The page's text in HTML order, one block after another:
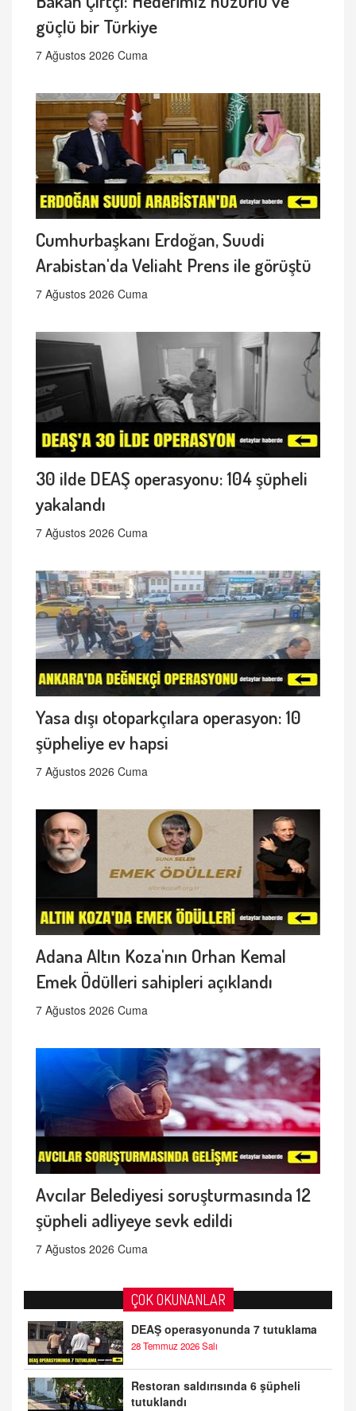
güçlü bir Türkiye
7 Ağustos 2026 Cuma
Cumhurbaşkanı Erdoğan, Suudi
Arabistan'da Veliaht Prens ile görüştü
7 Ağustos 2026 Cuma
30 ilde DEAŞ operasyonu: 104 şüpheli
yakalandı
7 Ağustos 2026 Cuma
Yasa dışı otoparkçılara operasyon: 10
şüpheliye ev hapsi
7 Ağustos 2026 Cuma
Adana Altın Koza'nın Orhan Kemal
Emek Ödülleri sahipleri açıklandı
7 Ağustos 2026 Cuma
Avcılar Belediyesi soruşturmasında 12
şüpheli adliyeye sevk edildi
7 Ağustos 2026 Cuma
ÇOK OKUNANLAR
DEAŞ operasyonunda 7 tutuklama
28 Temmuz 2026 Salı
Restoran saldırısında 6 şüpheli
tutuklandı